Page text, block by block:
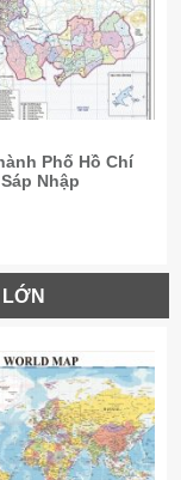
Phố Hồ Chí
Nhập